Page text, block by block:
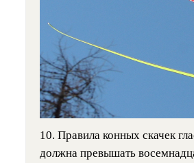
10. Правила конных скачек
должна превышать